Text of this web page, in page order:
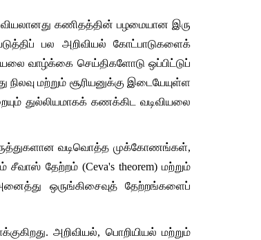
கணிதத்தின் பழமையான இரு
பல அறிவியல் கோட்பாடுகளைக்
வாழ்க்கை செய்திகளோடு ஒப்பிட்டுப்
மற்றும் சூரியனுக்கு இடையேயுள்ள
துல்லியமாகக் கணக்கிட வடிவியலை
கருத்துகளான வடிவொத்த முக்கோணங்கள்,
தேற்றம் (Ceva's theorem) மற்றும்
ஒருங்கிசைவுத் தேற்றங்களைப்
அறிவியல், பொறியியல் மற்றும்